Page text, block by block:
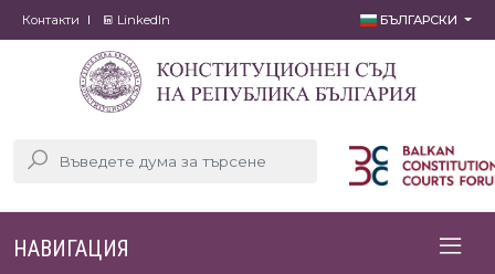
Контакти LinkedIn БЪЛГАРСКИ
НАВИГАЦИЯ